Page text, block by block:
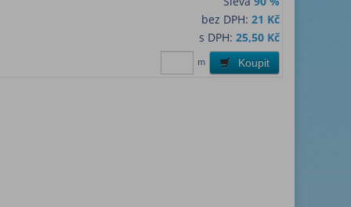
bez DPH: 21 Kč
s DPH: 25,50 Kč
Koupit
m